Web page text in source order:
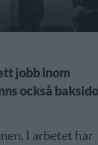
jobb inom
också
I arbetet har